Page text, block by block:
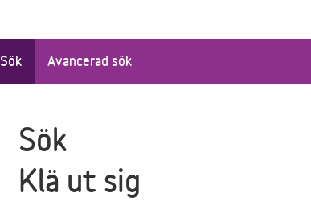
Sök Avancerad sök
Sök
Klä ut sig